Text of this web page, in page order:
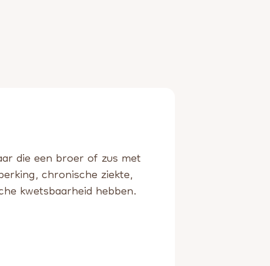
die een broer of zus met
chronische ziekte,
kwetsbaarheid hebben.